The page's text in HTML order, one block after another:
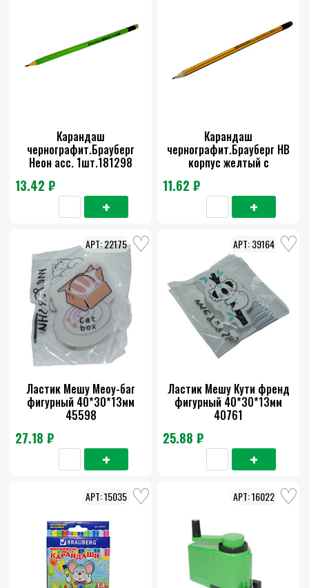
Карандаш
чернографит.Брауберг
Неон асс. 1шт.181298
13.42 ₽
Карандаш
чернографит.Брауберг НВ
корпус желтый с
11.62 ₽
Ластик Мешу Меоу-баг
фигурный 40*30*13мм
45598
27.18 ₽
22175
Ластик Мешу Кути френд
фигурный 40*30*13мм
40761
25.88 ₽
39164
15035 16022